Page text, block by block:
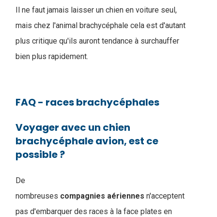
Il ne faut jamais laisser un chien en voiture seul,
mais chez l'animal brachycéphale cela est d'autant
plus critique qu'ils auront tendance à surchauffer
bien plus rapidement.
FAQ - races brachycéphales
Voyager avec un chien
brachycéphale avion, est ce
possible ?
De
nombreuses compagnies aériennes n'acceptent
pas d'embarquer des races à la face plates en